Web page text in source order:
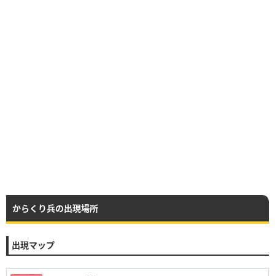
からくり兵の出現場所
出現マップ